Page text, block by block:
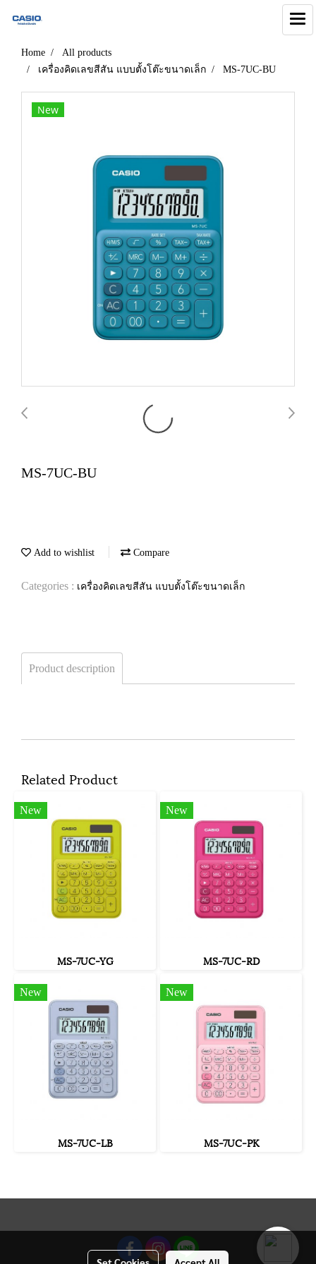
Home
All products
เครื่องคิดเลขสีสัน แบบตั้งโต๊ะขนาดเล็ก
MS-7UC-BU
New
MS-7UC-BU
Add to wishlist Compare
Categories : เครื่องคิดเลขสีสัน แบบตั้งโต๊ะขนาดเล็ก
Product description
Related Product
New
MS-7UC-YG
New
MS-7UC-RD
New
MS-7UC-LB
New
MS-7UC-PK